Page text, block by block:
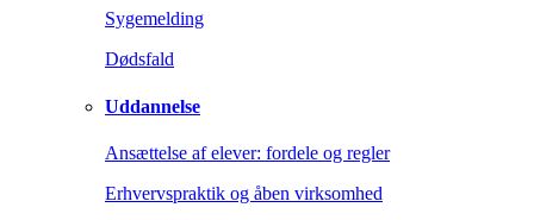
Sygemelding
Dødsfald
Uddannelse
Ansættelse af elever: fordele og regler
Erhvervspraktik og åben virksomhed